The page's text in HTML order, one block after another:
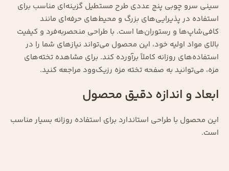
سینی سرو چوبی پنج عددی طرح مستطیل گزینه‌ای مناسب برای
استفاده در پذیرایی‌های بزرگ و محیط‌های حرفه‌ای مانند
کافی‌شاپ‌ها و رستوران‌ها است. با طراحی منحصر‌به‌فرد و کیفیت
بالای مواد اولیه خود، این محصول می‌تواند نیازهای شما را در
استفاده‌های روزانه کاملاً برآورده کند. برای مشاهده تخته‌های
مزه، می‌توانید به صفحه تخته مزه رزیک‌وود مراجعه کنید.
ابعاد و اندازه دقیق محصول
این محصول با طراحی استاندارد برای استفاده روزانه بسیار مناسب
است.